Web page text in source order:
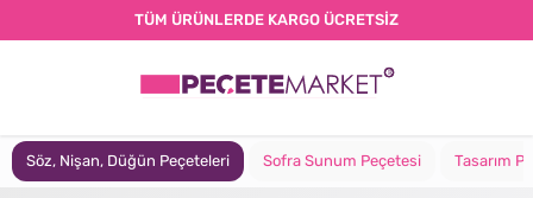
TÜM ÜRÜNLERDE KARGO ÜCRETSİZ
Söz, Nişan, Düğün Peçeteleri Sofra Sunum Peçetesi Tasarım